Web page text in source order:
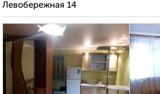
Левобережная 14